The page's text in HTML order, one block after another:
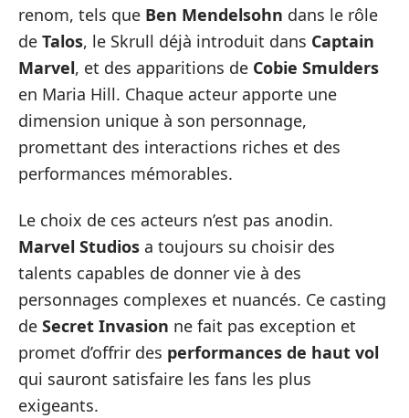
renom, tels que Ben Mendelsohn dans le rôle
de Talos, le Skrull déjà introduit dans Captain
Marvel, et des apparitions de Cobie Smulders
en Maria Hill. Chaque acteur apporte une
dimension unique à son personnage,
promettant des interactions riches et des
performances mémorables.
Le choix de ces acteurs n’est pas anodin.
Marvel Studios a toujours su choisir des
talents capables de donner vie à des
personnages complexes et nuancés. Ce casting
de Secret Invasion ne fait pas exception et
promet d’offrir des performances de haut vol
qui sauront satisfaire les fans les plus
exigeants.